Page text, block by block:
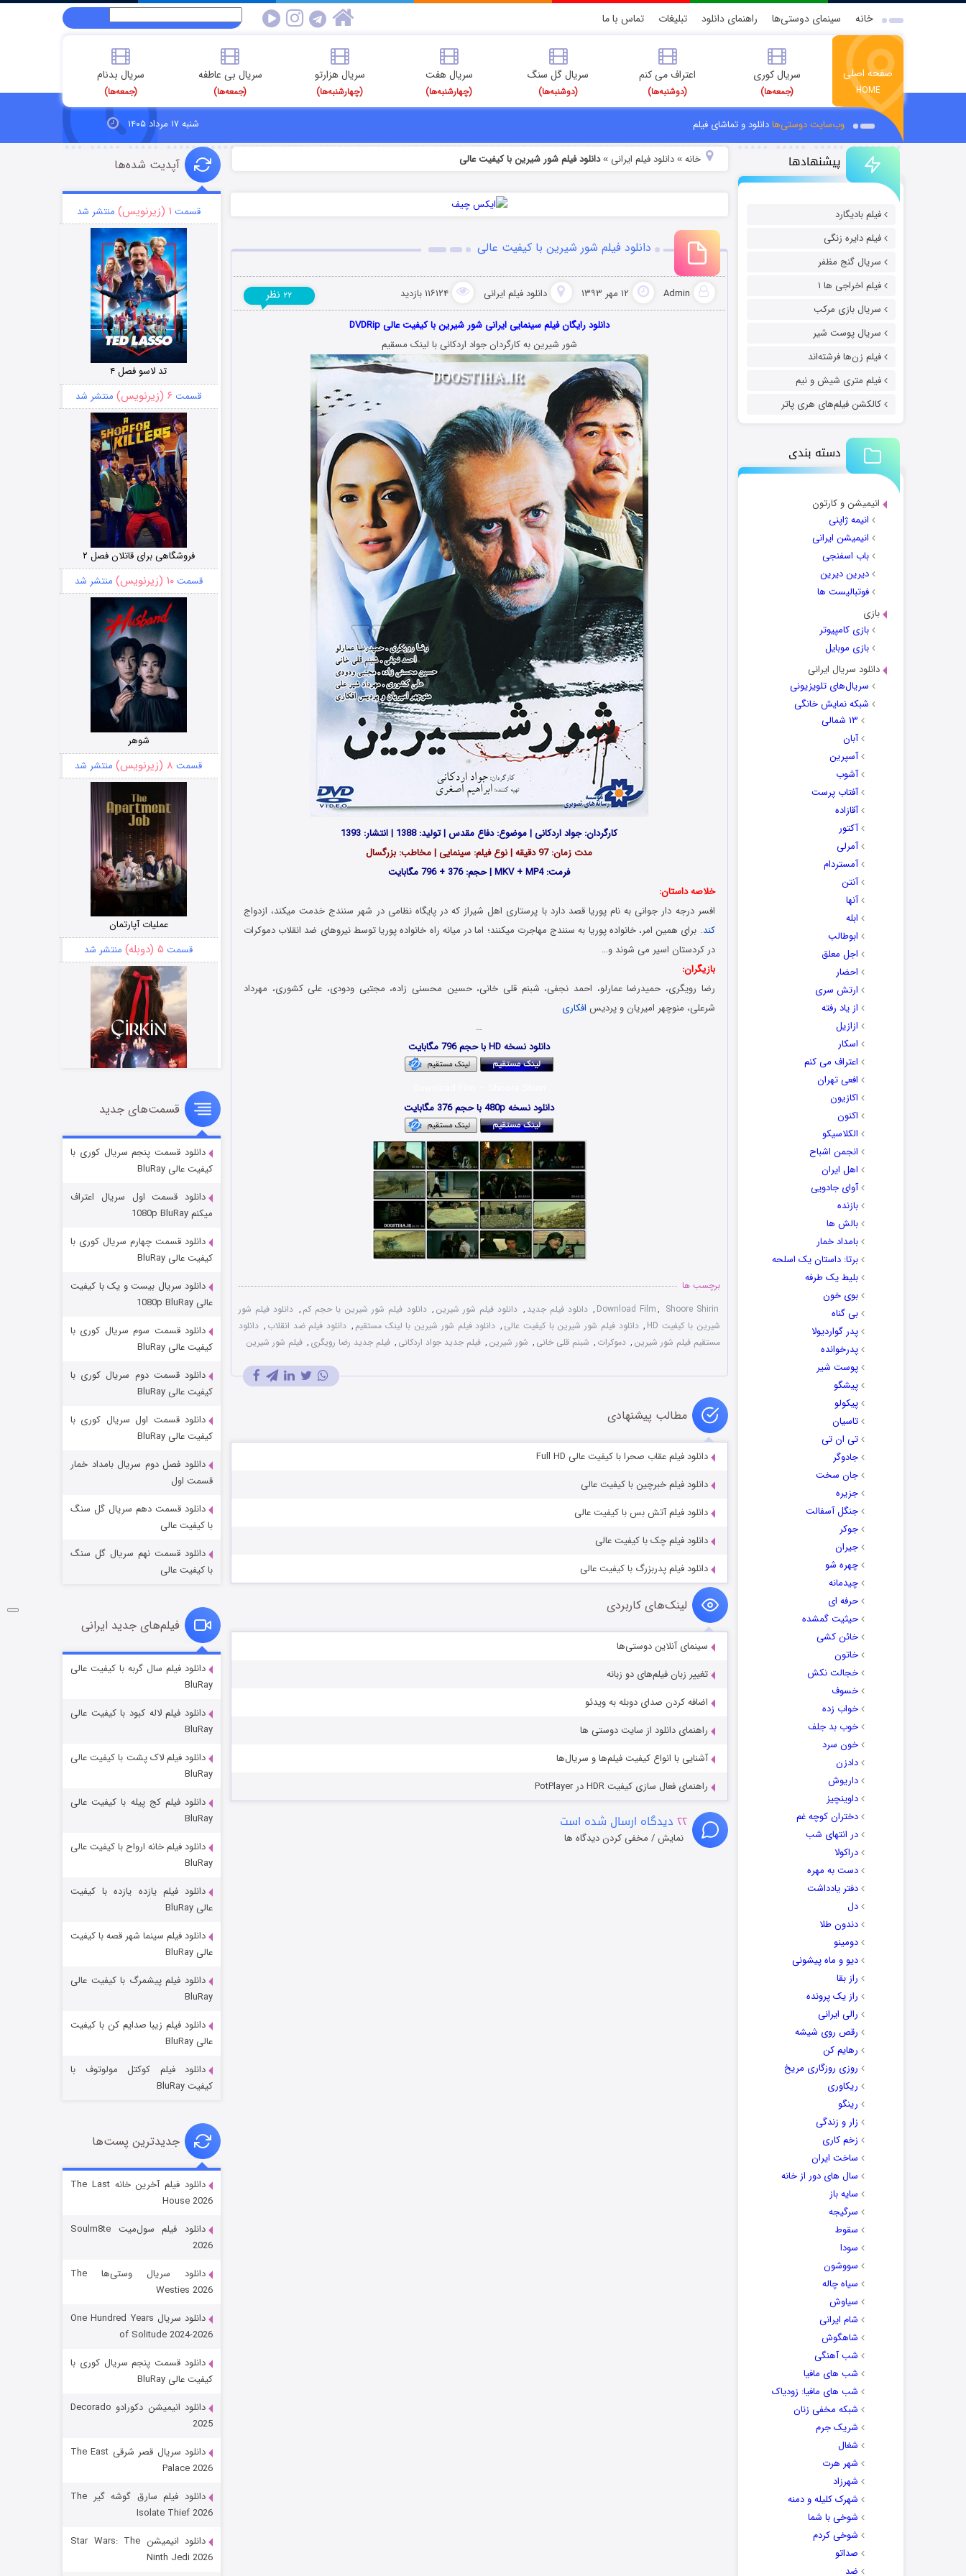
خانه سینمای دوستی‌ها راهنمای دانلود تبلیغات تماس با ما
صفحه اصلی
HOME
سریال کوری
(جمعه‌ها)
اعتراف می کنم
(دوشنبه‌ها)
سریال گل سنگ
(دوشنبه‌ها)
سریال هفت
(چهارشنبه‌ها)
سریال هزارتو
(چهارشنبه‌ها)
سریال بی عاطفه
(جمعه‌ها)
سریال بدنام
(جمعه‌ها)
وب‌سایت دوستی‌هادانلود و تماشای فیلم شنبه ۱۷ مرداد ۱۴۰۵
پیشنهادها
فیلم بادیگارد
فیلم دایره زنگی
سریال گنج مظفر
فیلم اخراجی ها ۱
سریال بازی مرکب
سریال پوست شیر
فیلم زن‌ها فرشته‌اند
فیلم متری شیش و نیم
کالکشن فیلم‌های هری پاتر
دسته بندی
انیمیشن و کارتون
انیمه ژاپنی
انیمیشن ایرانی
باب اسفنجی
دیرین دیرین
فوتبالیست ها
بازی
بازی کامپیوتر
بازی موبایل
دانلود سریال ایرانی
سریال‌های تلویزیونی
شبکه نمایش خانگی
۱۳ شمالی
آبان
آسپرین
آشوب
آفتاب پرست
آقازاده
آکتور
آمرلی
آمستردام
آنتن
آنها
ابله
ابوطالب
اجل معلق
احضار
ارتش سری
از یاد رفته
ازازیل
اسکار
اعتراف می کنم
افعی تهران
اکازیون
اکنون
الکلاسیکو
انجمن اشباح
اهل ایران
آوای جادویی
بازنده
بالش ها
بامداد خمار
برتا: داستان یک اسلحه
بلیط یک‌‌ طرفه
بوی خون
بی گناه
پدر گواردیولا
پدرخوانده
پوست شیر
پیشگو
پیکولو
تاسیان
تی ان تی
جادوگر
جان سخت
جزیره
جنگل آسفالت
جوکر
جیران
چهره شو
چیدمانه
حرفه ای
حیثیت گمشده
خائن کشی
خاتون
خجالت نکش
خسوف
خواب زده
خوب بد جلف
خون سرد
دادزن
داریوش
داوینچیز
دختران کوچه غم
در انتهای شب
دراکولا
دست به مهره
دفتر یادداشت
دل
دندون طلا
دومینو
دیو و ماه پیشونی
راز بقا
راز یک پرونده
رالی ایرانی
رقص روی شیشه
رهایم کن
روزی روزگاری مریخ
ریکاوری
رینگو
زار و زندگی
زخم کاری
ساخت ایران
سال های دور از خانه
سایه باز
سرگیجه
سقوط
سودا
سووشون
سیاه چاله
سیاوش
شام ایرانی
شاهگوش
شب آهنگی
شب های مافیا
شب های مافیا: زودیاک
شبکه مخفی زنان
شریک جرم
شغال
شهر هرت
شهرزاد
شهرک کلیله و دمنه
شوخی با شما
شوخی کردم
صداتو
ضد
خانه» دانلود فیلم‌ ایرانی »دانلود فیلم شور شیرین با کیفیت عالی
دانلود فیلم شور شیرین با کیفیت عالی
Admin ۱۲ مهر ۱۳۹۳ دانلود فیلم‌ ایرانی ۱۱۶۱۲۴ بازدید ۲۲ نظر
دانلود رایگان فیلم سینمایی ایرانی شور شیرین با کیفیت عالی DVDRip
شور شیرین به کارگردان جواد اردکانی با لینک مسقیم
کارگردان: جواد اردکانی | موضوع: دفاع مقدس | تولید: 1388 | انتشار: 1393
مدت زمان: 97 دقیقه | نوع فیلم: سینمایی | مخاطب: بزرگسال
فرمت: MKV + MP4 | حجم: 376 + 796 مگابایت
خلاصه داستان:
افسر درجه دار جوانی به نام پوریا قصد دارد با پرستاری اهل شیراز که در پایگاه نظامی در شهر سنندج خدمت میکند، ازدواج
کند. برای همین امر، خانواده پوریا به سنندج مهاجرت میکنند؛ اما در میانه راه خانواده پوریا توسط نیروهای ضد انقلاب دموکرات
در کردستان اسیر می شوند و…
بازیگران:
رضا رویگری، حمیدرضا عمارلو، احمد نجفی، شبنم قلی خانی، حسین محسنی زاده، مجتبی ودودی، علی کشوری، مهرداد
شرعلی، منوچهر امیریان و پردیس افکاری
…
دانلود نسخه HD با حجم 796 مگابایت
دانلود نسخه 480p با حجم 376 مگابایت
برچسب ها
Download Film, Shoore Shirin
, دانلود فیلم جدید , دانلود فیلم شور شیرین , دانلود فیلم شور شیرین با حجم کم , دانلود فیلم شور
شیرین با کیفیت HD
, دانلود فیلم شور شیرین با کیفیت عالی , دانلود فیلم شور شیرین با لینک مستقیم , دانلود فیلم ضد انقلاب , دانلود
مستقیم فیلم شور شیرین , دموکرات , شبنم قلی خانی , شور شیرین , فیلم جدید جواد اردکانی , فیلم جدید رضا رویگری , فیلم شور شیرین
مطالب پیشنهادی
دانلود فیلم عقاب صحرا با کیفیت عالی Full HD
دانلود فیلم خبرچین با کیفیت عالی
دانلود فیلم آتش بس با کیفیت عالی
دانلود فیلم چک با کیفیت عالی
دانلود فیلم پدربزرگ با کیفیت عالی
لینک‌های کاربردی
سینمای آنلاین دوستی‌ها
تغییر زبان فیلم‌های دو زبانه
اضافه کردن صدای دوبله به ویدئو
راهنمای دانلود از سایت دوستی ها
آشنایی با انواع کیفیت فیلم‌ها و سریال‌ها
راهنمای فعال سازی کیفیت HDR در PotPlayer
۲۲ دیدگاه ارسال شده است
نمایش / مخفی کردن دیدگاه ها
آپدیت شده‌ها
قسمت ۱ (زیرنویس) منتشر شد
تد لاسو فصل ۴
قسمت ۶ (زیرنویس) منتشر شد
فروشگاهی برای قاتلان فصل ۲
قسمت۱۰ (زیرنویس) منتشر شد
شوهر
قسمت ۸ (زیرنویس) منتشر شد
عملیات آپارتمان
قسمت ۵ (دوبله) منتشر شد
سریال زشت
قسمت۲ (زیرنویس) منتشر شد
مردگان متحرک: شهر مرده ۳
شکست استوارت در نجات جهان
قسمت ۷ (زیرنویس) منتشر شد
شوگر فصل ۲
قسمت
خاندان اژدها فصل ۳
جادوگری در مغولستان
قسمت
رویایی برای تو
قسمت
قسمت‌های جدید
دانلود قسمت پنجم سریال کوری با
کیفیت عالی BluRay
دانلود قسمت اول سریال اعتراف
میکنم 1080p BluRay
دانلود قسمت چهارم سریال کوری با
کیفیت عالی BluRay
دانلود سریال بیست و یک با کیفیت
عالی 1080p BluRay
دانلود قسمت سوم سریال کوری با
کیفیت عالی BluRay
دانلود قسمت دوم سریال کوری با
کیفیت عالی BluRay
دانلود قسمت اول سریال کوری با
کیفیت عالی BluRay
دانلود فصل دوم سریال بامداد خمار
قسمت اول
دانلود قسمت دهم سریال گل سنگ
با کیفیت عالی
دانلود قسمت نهم سریال گل سنگ
با کیفیت عالی
فیلم‌های جدید ایرانی
دانلود فیلم سال گربه با کیفیت عالی
BluRay
دانلود فیلم لاله کبود با کیفیت عالی
BluRay
دانلود فیلم لاک پشت با کیفیت عالی
BluRay
دانلود فیلم کج‌ پیله با کیفیت عالی
BluRay
دانلود فیلم خانه ارواح با کیفیت عالی
BluRay
دانلود فیلم یازده یازده با کیفیت
عالی BluRay
دانلود فیلم سینما شهر قصه با کیفیت
عالی BluRay
دانلود فیلم پیشمرگ با کیفیت عالی
BluRay
دانلود فیلم زیبا صدایم کن با کیفیت
عالی BluRay
دانلود فیلم کوکتل مولوتوف با
کیفیت BluRay
جدیدترین پست‌ها
دانلود فیلم آخرین خانه The Last
House 2026
دانلود فیلم سول‌میت Soulm8te
2026
دانلود سریال وستی‌ها The
Westies 2026
دانلود سریال One Hundred Years
of Solitude 2024-2026
دانلود قسمت پنجم سریال کوری با
کیفیت عالی BluRay
دانلود انیمیشن دکورادو Decorado
2025
دانلود سریال قصر شرقی The East
Palace 2026
دانلود فیلم سارق گوشه گیر The
Isolate Thief 2026
دانلود انیمیشن Star Wars: The
Ninth Jedi 2026